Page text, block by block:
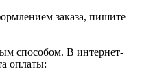
заказа, пишите
способом. В интернет-
оплаты: